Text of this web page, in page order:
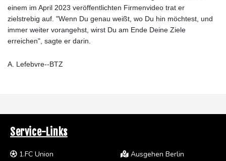
einem im April 2023 veröffentlichten Firmenvideo trat er
zielstrebig auf. "Wenn Du genau weißt, wo Du hin möchtest, und
immer weiter vorangehst, wirst Du am Ende Deine Ziele
erreichen", sagte er darin.
A. Lefebvre--BTZ
Service-Links
1.FC Union
Ausgehen Berlin